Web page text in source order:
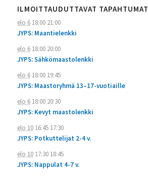
ILMOITTAUDUTTAVAT TAPAHTUMAT
elo 618:00 21:00
JYPS: Maantielenkki
elo 618:00 20:00
JYPS: Sähkömaastolenkki
elo 618:00 19:45
JYPS: Maastoryhmä 13–17-vuotiaille
elo 618:00 20:30
JYPS: Kevyt maastolenkki
elo 1016:45 17:30
JYPS: Potkuttelijat 2-4 v.
elo 1017:30 18:45
JYPS: Nappulat 4-7 v.